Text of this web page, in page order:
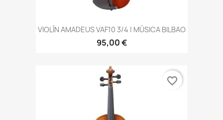
VIOLÍN AMADEUS VAF10 3/4 | MÚSICA BILBAO
95,00 €
favorite_border